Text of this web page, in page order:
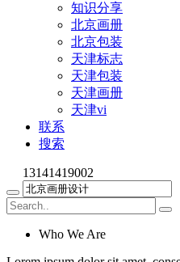
知识分享
北京画册
北京包装
天津标志
天津包装
天津画册
天津vi
联系
搜索
13141419002
Who We Are